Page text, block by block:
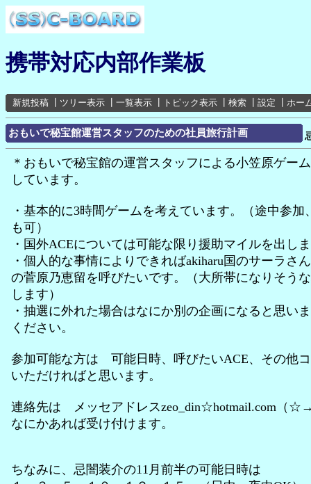
携帯対応内部作業板
新規投稿 ツリー表示 一覧表示 トピック表示 検索 設定 ホー
おもいで秘宝館運営スタッフのための社員旅行計画
＊おもいで秘宝館の運営スタッフによる小笠原ゲー
しています。
・基本的に3時間ゲームを考えています。（途中参加
も可）
・国外ACEについては可能な限り援助マイルを出し
・個人的な事情によりできればakiharu国のサーラさ
の菅原乃恵留を呼びたいです。（大所帯になりそう
します）
・抽選に外れた場合はなにか別の企画になると思い
ください。
参加可能な方は 可能日時、呼びたいACE、その他
いただければと思います。
連絡先は メッセアドレスzeo_din☆hotmail.com（
なにかあれば受け付けます。
ちなみに、忌闇装介の11月前半の可能日時は